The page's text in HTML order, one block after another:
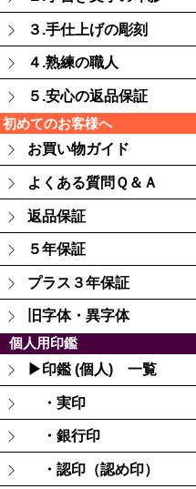
３.手仕上げの彫刻
４.熟練の職人
５.安心の返品保証
初めてのお客様へ
お買い物ガイド
よくある質問Ｑ＆Ａ
返品保証
５年保証
プラス３年保証
旧字体・異字体
個人用印鑑
▶印鑑 (個人) 一覧
・実印
・銀行印
・認印（認め印）